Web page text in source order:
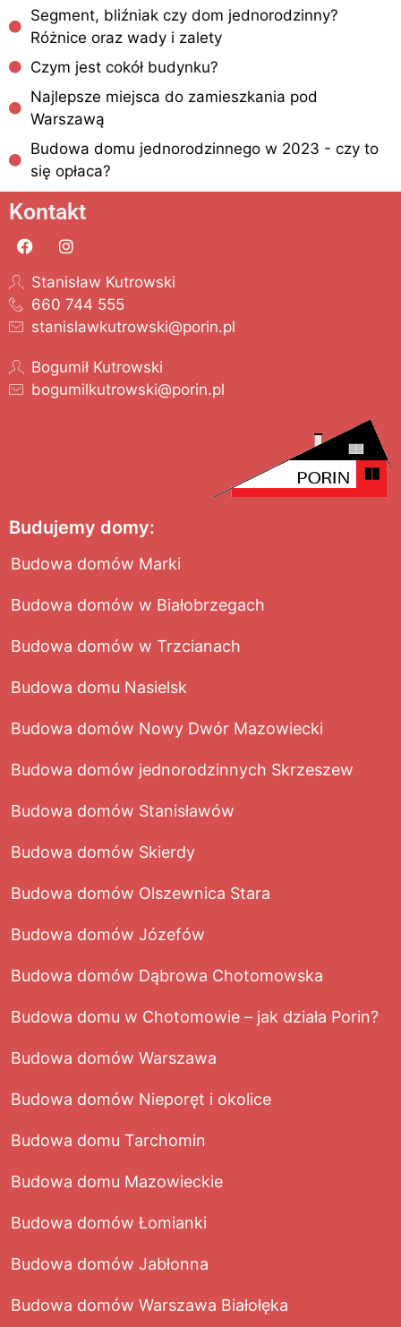
Segment, bliźniak czy dom jednorodzinny?
Różnice oraz wady i zalety
Czym jest cokół budynku?
Najlepsze miejsca do zamieszkania pod
Warszawą
Budowa domu jednorodzinnego w 2023 - czy to
się opłaca?
Kontakt
Stanisław Kutrowski
660 744 555
stanislawkutrowski@porin.pl
Bogumił Kutrowski
bogumilkutrowski@porin.pl
Budujemy domy:
Budowa domów Marki
Budowa domów w Białobrzegach
Budowa domów w Trzcianach
Budowa domu Nasielsk
Budowa domów Nowy Dwór Mazowiecki
Budowa domów jednorodzinnych Skrzeszew
Budowa domów Stanisławów
Budowa domów Skierdy
Budowa domów Olszewnica Stara
Budowa domów Józefów
Budowa domów Dąbrowa Chotomowska
Budowa domu w Chotomowie – jak działa Porin?
Budowa domów Warszawa
Budowa domów Nieporęt i okolice
Budowa domu Tarchomin
Budowa domu Mazowieckie
Budowa domów Łomianki
Budowa domów Jabłonna
Budowa domów Warszawa Białołęka